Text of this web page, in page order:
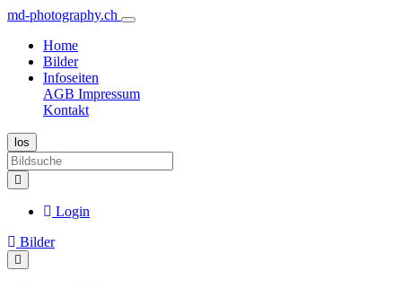
md-photography.ch
Home
Bilder
Infoseiten
AGB Impressum
Kontakt
Login
Bilder